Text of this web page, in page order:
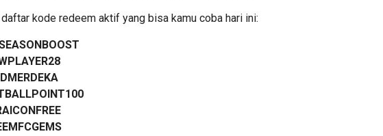
daftar kode redeem aktif yang bisa kamu coba hari ini: